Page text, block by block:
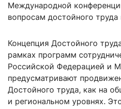
Международной
вопросам достойного труда
Концепция Достойного
рамках программ
Российской Федерацией и
предусматривают
Достойного труда, как на
и региональном уровнях.